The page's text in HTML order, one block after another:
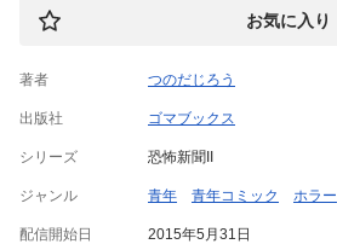
お気に入り
著者 つのだじろう
出版社 ゴマブックス
シリーズ 恐怖新聞II
ジャンル 青年 青年コミック ホラー
配信開始日 2015年5月31日